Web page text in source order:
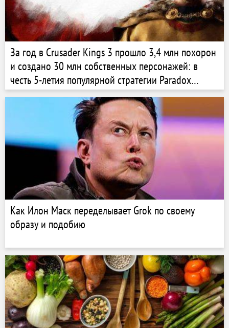
За год в Crusader Kings 3 прошло 3,4 млн похорон
и создано 30 млн собственных персонажей: в
честь 5-летия популярной стратегии Paradox
опубликовала интересную статистику
Как Илон Маск переделывает Grok по своему
образу и подобию